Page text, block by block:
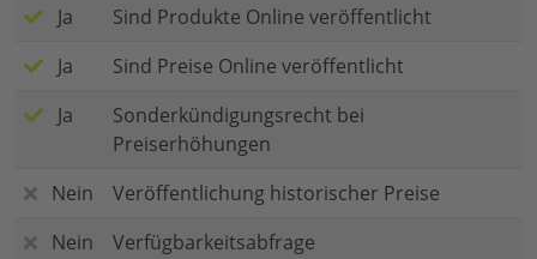
Ja
Sind Produkte Online veröffentlicht
Ja
Sind Preise Online veröffentlicht
Ja
Sonderkündigungsrecht bei
Preiserhöhungen
Nein
Veröffentlichung historischer Preise
Nein
Verfügbarkeitsabfrage